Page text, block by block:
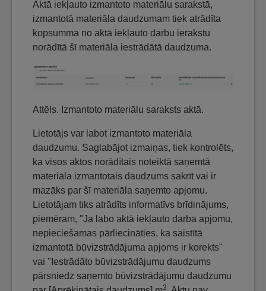
Aktā iekļauto izmantoto materiālu sarakstā,
izmantotā materiāla daudzumam tiek atrādīta
kopsumma no aktā iekļauto darbu ierakstu
norādītā šī materiāla iestrādātā daudzuma.
Attēls. Izmantoto materiālu saraksts aktā.
Lietotājs var labot izmantoto materiāla
daudzumu. Saglabājot izmaiņas, tiek kontrolēts,
ka visos aktos norādītais noteiktā saņemtā
materiāla izmantotais daudzums sakrīt vai ir
mazāks par šī materiāla saņemto apjomu.
Lietotājam tiks atrādīts informatīvs brīdinājums,
piemēram, "Ja labo aktā iekļauto darba apjomu,
nepieciešamas pārliecināties, ka saistītā
izmantotā būvizstrādājuma apjoms ir korekts"
vai "Iestrādāto būvizstrādājumu daudzums
pārsniedz saņemto būvizstrādājumu daudzumu
3